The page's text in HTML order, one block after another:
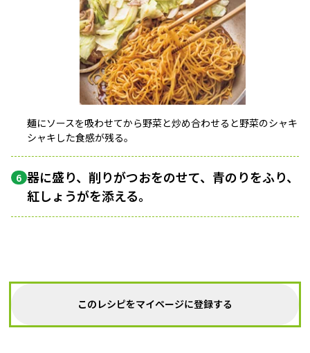
麺にソースを吸わせてから野菜と炒め合わせると野菜のシャキ
シャキした食感が残る。
6 器に盛り、削りがつおをのせて、青のりをふり、
紅しょうがを添える。
このレシピをマイページに登録する